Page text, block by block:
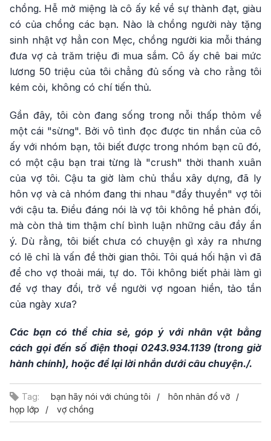
chồng. Hễ mở miệng là cô ấy kể về sự thành đạt, giàu
có của chồng các bạn. Nào là chồng người này tặng
sinh nhật vợ hẳn con Mẹc, chồng người kia mỗi tháng
đưa vợ cả trăm triệu đi mua sắm. Cô ấy chê bai mức
lương 50 triệu của tôi chẳng đủ sống và cho rằng tôi
kém cỏi, không có chí tiến thủ.
Gần đây, tôi còn đang sống trong nỗi thấp thỏm về
một cái "sừng". Bởi vô tình đọc được tin nhắn của cô
ấy với nhóm bạn, tôi biết được trong nhóm bạn cũ đó,
có một cậu bạn trai từng là "crush" thời thanh xuân
của vợ tôi. Cậu ta giờ làm chủ thầu xây dựng, đã ly
hôn vợ và cả nhóm đang thi nhau "đẩy thuyền" vợ tôi
với cậu ta. Điều đáng nói là vợ tôi không hề phản đối,
mà còn thả tim thậm chí bình luận những câu đầy ẩn
ý. Dù rằng, tôi biết chưa có chuyện gì xảy ra nhưng
có lẽ chỉ là vấn đề thời gian thôi. Tôi quá hối hận vì đã
để cho vợ thoải mái, tự do. Tôi không biết phải làm gì
để vợ thay đổi, trở về người vợ ngoan hiền, tảo tần
của ngày xưa?
Các bạn có thể chia sẻ, góp ý với nhân vật bằng
cách gọi đến số điện thoại 0243.934.1139 (trong giờ
hành chính), hoặc để lại lời nhắn dưới câu chuyện./.
Tag: bạn hãy nói với chúng tôi
hôn nhân đổ vỡ
họp lớp
vợ chồng